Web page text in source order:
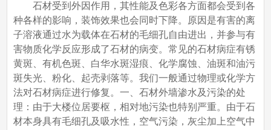
石材受到外因作用，其性能及色彩各方面都会受到各
种各样的影响，装饰效果也会同时下降。原因是有害的离
子溶液通过水为载体在石材的毛细孔自由进出，并参与有
害物质化学反应形成了石材的病变。常见的石材病症有锈
黄斑、有机色斑、白华水斑湿痕、化学腐蚀、油斑和油污
斑失光、粉化、起壳剥落等。我们一般通过物理或化学方
法对石材病症进行修复。一、石材外墙渗水及污染的处
理：由于大楼位居要枢，相对地污染也特别严重。由于石
材本身具有毛细孔及吸水性，空气污染，灰尘加上空气中